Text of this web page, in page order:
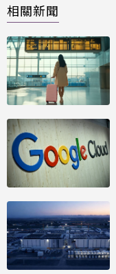
相關新聞